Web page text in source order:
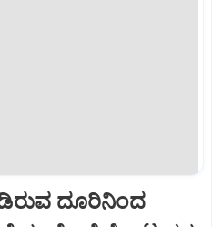
ದೂರಿನಿಂದ